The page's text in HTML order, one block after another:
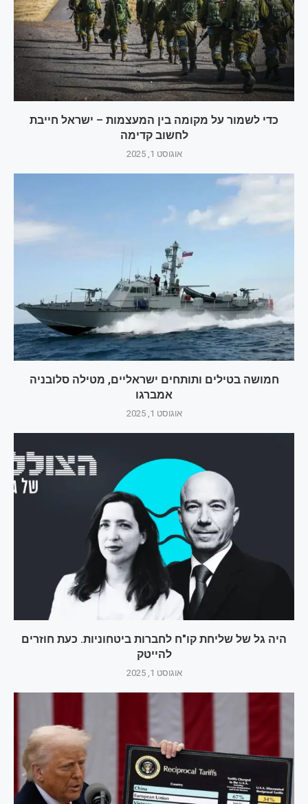
כדי לשמור על מקומה בין המעצמות – ישראל חייבת
לחשוב קדימה
אוגוסט 1, 2025
חמושה בטילים ותותחים ישראליים, מטילה סלובניה
אמברגו
אוגוסט 1, 2025
היה גל של שליחת קו"ח לחברות ביטחוניות. כעת חוזרים
להייטק
אוגוסט 1, 2025